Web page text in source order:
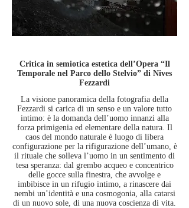
Critica in semiotica estetica dell’Opera “Il
Temporale nel Parco dello Stelvio” di Nives
Fezzardi
La visione panoramica della fotografia della
Fezzardi si carica di un senso e un valore tutto
intimo: è la domanda dell’uomo innanzi alla
forza primigenia ed elementare della natura. Il
caos del mondo naturale è luogo di libera
configurazione per la rifigurazione dell’umano, è
il rituale che solleva l’uomo in un sentimento di
tesa speranza: dal grembo acqueo e concentrico
delle gocce sulla finestra, che avvolge e
imbibisce in un rifugio intimo, a rinascere dai
nembi un’identità e una cosmogonia, alla catarsi
di un nuovo sole, di una nuova coscienza di vita.